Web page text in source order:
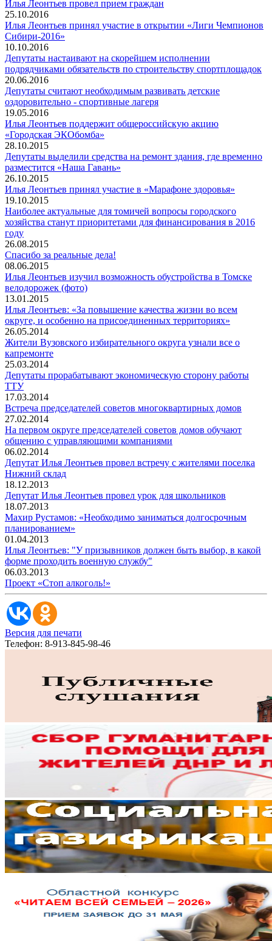
Илья Леонтьев провел прием граждан
25.10.2016
Илья Леонтьев принял участие в открытии «Лиги Чемпионов
Сибири-2016»
10.10.2016
Депутаты настаивают на скорейшем исполнении
подрядчиками обязательств по строительству спортплощадок
20.06.2016
Депутаты считают необходимым развивать детские
оздоровительно - спортивные лагеря
19.05.2016
Илья Леонтьев поддержит общероссийскую акцию
«Городская ЭКОбомба»
28.10.2015
Депутаты выделили средства на ремонт здания, где временно
разместится «Наша Гавань»
26.10.2015
Илья Леонтьев принял участие в «Марафоне здоровья»
19.10.2015
Наиболее актуальные для томичей вопросы городского
хозяйства станут приоритетами для финансирования в 2016
году
26.08.2015
Спасибо за реальные дела!
08.06.2015
Илья Леонтьев изучил возможность обустройства в Томске
велодорожек (фото)
13.01.2015
Илья Леонтьев: «За повышение качества жизни во всем
округе, и особенно на присоединенных территориях»
26.05.2014
Жители Вузовского избирательного округа узнали все о
капремонте
25.03.2014
Депутаты прорабатывают экономическую сторону работы
ТТУ
17.03.2014
Встреча председателей советов многоквартирных домов
27.02.2014
На первом округе председателей советов домов обучают
общению с управляющими компаниями
06.02.2014
Депутат Илья Леонтьев провел встречу с жителями поселка
Нижний склад
18.12.2013
Депутат Илья Леонтьев провел урок для школьников
18.07.2013
Махир Рустамов: «Необходимо заниматься долгосрочным
планированием»
01.04.2013
Илья Леонтьев: "У призывников должен быть выбор, в какой
форме проходить военную службу"
06.03.2013
Проект «Стоп алкоголь!»
Версия для печати
Телефон: 8-913-845-98-46